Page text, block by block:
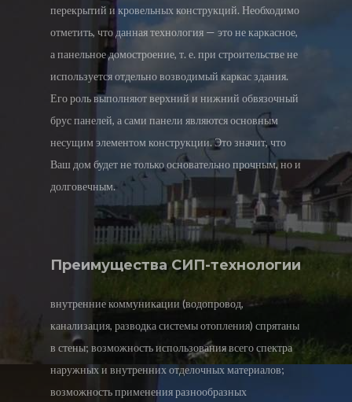
перекрытий и кровельных конструкций. Необходимо
отметить, что данная технология — это не каркасное,
а панельное домостроение, т. е. при строительстве не
используется отдельно возводимый каркас здания.
Его роль выполняют верхний и нижний обвязочный
брус панелей, а сами панели являются основным
несущим элементом конструкции. Это значит, что
Ваш дом будет не только основательно прочным, но и
долговечным.
Преимущества СИП-технологии
внутренние коммуникации (водопровод,
канализация, разводка системы отопления) спрятаны
в стены; возможность использования всего спектра
наружных и внутренних отделочных материалов;
возможность применения разнообразных